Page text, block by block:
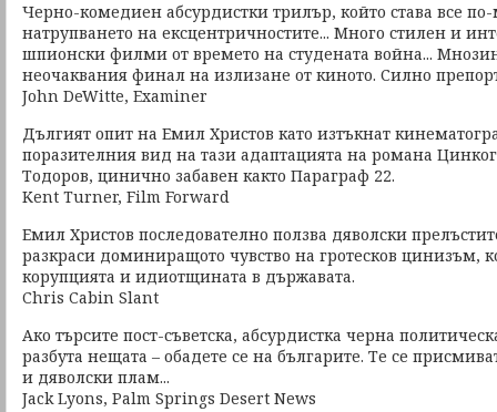
Черно-комедиен абсурдистки трилър, който става все
натрупването на ексцентричностите... Много стилен и
шпионски филми от времето на студената война...
неочаквания финал на излизане от киното. Силно
John DeWitte, Examiner
Дългият опит на Емил Христов като изтъкнат
поразителния вид на тази адаптацията на романа
Тодоров, цинично забавен както Параграф 22.
Kent Turner, Film Forward
Емил Христов последователно ползва дяволски
разкраси доминиращото чувство на гротесков цинизъм,
корупцията и идиотщината в държавата.
Chris Cabin Slant
Ако търсите пост-съветска, абсурдистка черна
разбута нещата – обадете се на българите. Те се
и дяволски плам...
Jack Lyons, Palm Springs Desert News